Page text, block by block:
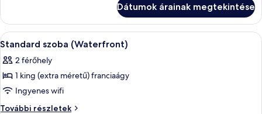
Room
részletei
Dátumok árainak megtekintése
A
következő
szoba
összes
képének
megtekintése:
Egy modern szállodai szoba,
6
Standard szoba (Waterfront)
2 férőhely
1 king (extra méretű) franciaágy
Ingyenes wifi
További részletek
Standard